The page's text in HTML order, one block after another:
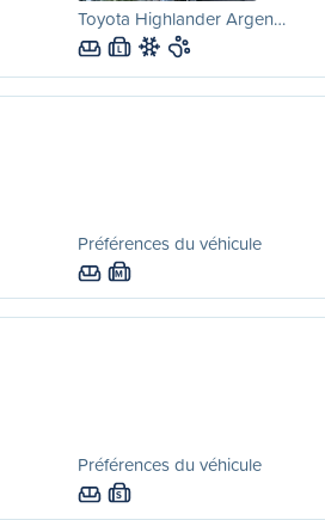
Toyota Highlander Argen…
L
Préférences du véhicule
M
Préférences du véhicule
S